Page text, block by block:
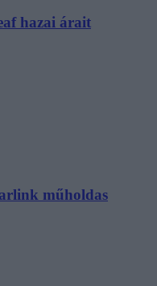
hazai árait
műholdas